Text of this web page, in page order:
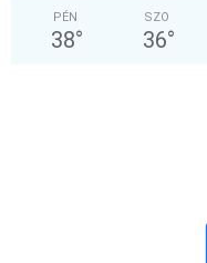
PÉN
38°
SZO
36°